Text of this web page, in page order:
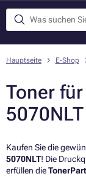
Hauptseite E-Shop
Toner für
5070NLT
Kaufen Sie die
5070NLT! Die
erfüllen die